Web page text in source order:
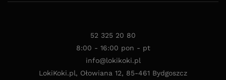
52 325 20 80
8:00 - 16:00 pon - pt
info@lokikoki.pl
LokiKoki.pl, Ołowiana 12, 85-461 Bydgoszcz